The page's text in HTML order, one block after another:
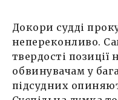
Докори судді
непереконливо.
твердості позиції
обвинувачам у
підсудних